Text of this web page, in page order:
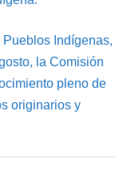
Indígenas,
la Comisión
pleno de
originarios y